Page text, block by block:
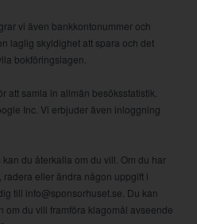
vi även bankkontonummer och
laglig skyldighet att spara och det
bokföringslagen.
att samla in allmän besöksstatistik.
Inc. Vi erbjuder även inloggning
du återkalla om du vill. Om du har
eller ändra någon uppgift i
till info@sponsorhuset.se. Du kan
om du vill framföra klagomål avseende